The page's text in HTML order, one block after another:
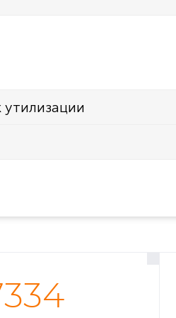
утилизации